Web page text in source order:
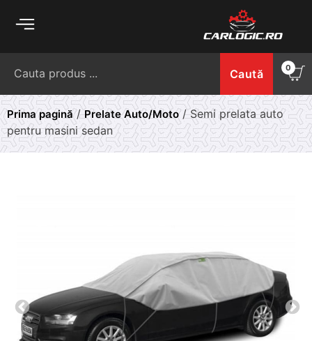
Caută 0
Prima pagină/Prelate Auto/Moto/ Semi prelata auto
pentru masini sedan